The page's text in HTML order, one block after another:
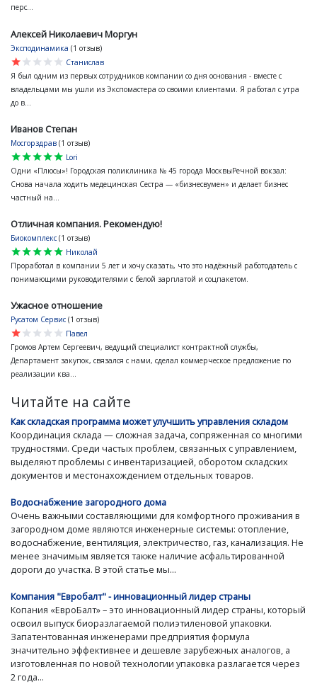
перс...
Алексей Николаевич Моргун
Эксподинамика (1 отзыв)
star
star
star
star
star
Станислав
Я был одним из первых сотрудников компании со дня основания - вместе с
владельцами мы ушли из Экспомастера со своими клиентами. Я работал с утра
до в...
Иванов Степан
Мосгорздрав (1 отзыв)
star
star
star
star
star
Lori
Одни «Плюсы»! Городская поликлиника № 45 города МосквыРечной вокзал:
Снова начала ходить медецинская Сестра — «бизнесвумен» и делает бизнес
частный на...
Отличная компания. Рекомендую!
Биокомплекс (1 отзыв)
star
star
star
star
star
Николай
Проработал в компании 5 лет и хочу сказать, что это надёжный работодатель с
понимающими руководителями с белой зарплатой и соцпакетом.
Ужасное отношение
Русатом Сервис (1 отзыв)
star
star
star
star
star
Павел
Громов Артем Сергеевич, ведущий специалист контрактной службы,
Департамент закупок, связался с нами, сделал коммерческое предложение по
реализации ква...
Читайте на сайте
Как складская программа может улучшить управления складом
Координация склада — сложная задача, сопряженная со многими
трудностями. Среди частых проблем, связанных с управлением,
выделяют проблемы с инвентаризацией, оборотом складских
документов и местонахождением отдельных товаров.
Водоснабжение загородного дома
Очень важными составляющими для комфортного проживания в
загородном доме являются инженерные системы: отопление,
водоснабжение, вентиляция, электричество, газ, канализация. Не
менее значимым является также наличие асфальтированной
дороги до участка. В этой статье мы...
Компания "Евробалт" - инновационный лидер страны
Копания «ЕвроБалт» – это инновационный лидер страны, который
освоил выпуск биоразлагаемой полиэтиленовой упаковки.
Запатентованная инженерами предприятия формула
значительно эффективнее и дешевле зарубежных аналогов, а
изготовленная по новой технологии упаковка разлагается через
2 года...